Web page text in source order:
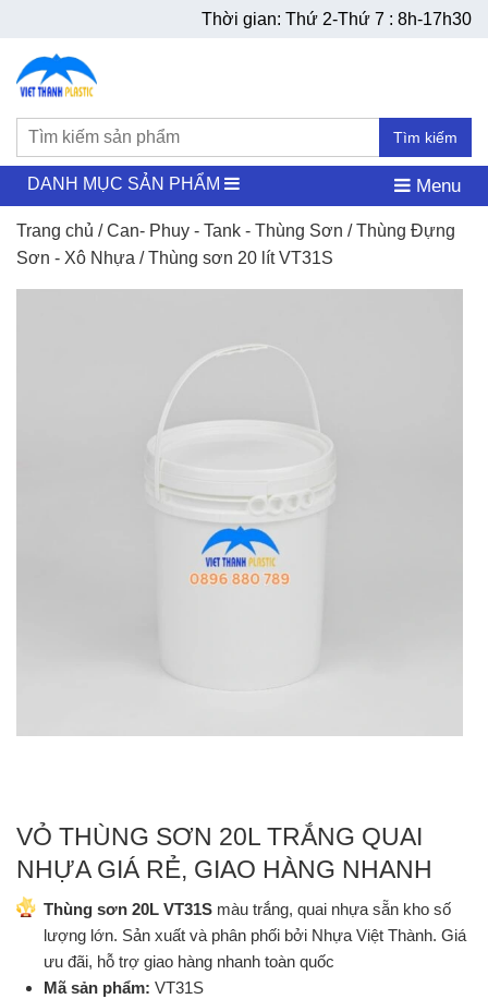
Thời gian: Thứ 2-Thứ 7 : 8h-17h30
Tìm kiếm
DANH MỤC SẢN PHẨM Menu
Trang chủ /Can- Phuy - Tank - Thùng Sơn /Thùng Đựng
Sơn - Xô Nhựa / Thùng sơn 20 lít VT31S
VỎ THÙNG SƠN 20L TRẮNG QUAI
NHỰA GIÁ RẺ, GIAO HÀNG NHANH
Thùng sơn 20L VT31S màu trắng, quai nhựa sẵn kho số
lượng lớn. Sản xuất và phân phối bởi Nhựa Việt Thành. Giá
ưu đãi, hỗ trợ giao hàng nhanh toàn quốc
Mã sản phẩm: VT31S